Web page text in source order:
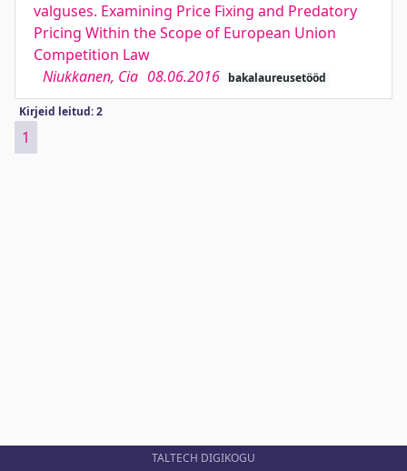
valguses. Examining Price Fixing and Predatory
Pricing Within the Scope of European Union
Competition Law
Niukkanen, Cia 08.06.2016 bakalaureusetööd
Kirjeid leitud: 2
1
TALTECH DIGIKOGU